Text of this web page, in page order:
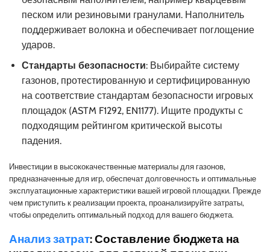
песком или резиновыми гранулами. Наполнитель
поддерживает волокна и обеспечивает поглощение
ударов.
Стандарты безопасности: Выбирайте систему
газонов, протестированную и сертифицированную
на соответствие стандартам безопасности игровых
площадок (ASTM F1292, EN1177). Ищите продукты с
подходящим рейтингом критической высоты
падения.
Инвестиции в высококачественные материалы для газонов,
предназначенные для игр, обеспечат долговечность и оптимальные
эксплуатационные характеристики вашей игровой площадки. Прежде
чем приступить к реализации проекта, проанализируйте затраты,
чтобы определить оптимальный подход для вашего бюджета.
Анализ затрат: Составление бюджета на